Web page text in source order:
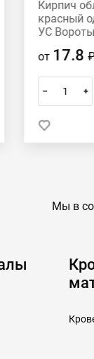
Кирпич
красный
УС
от 17.8
– +
Мы в